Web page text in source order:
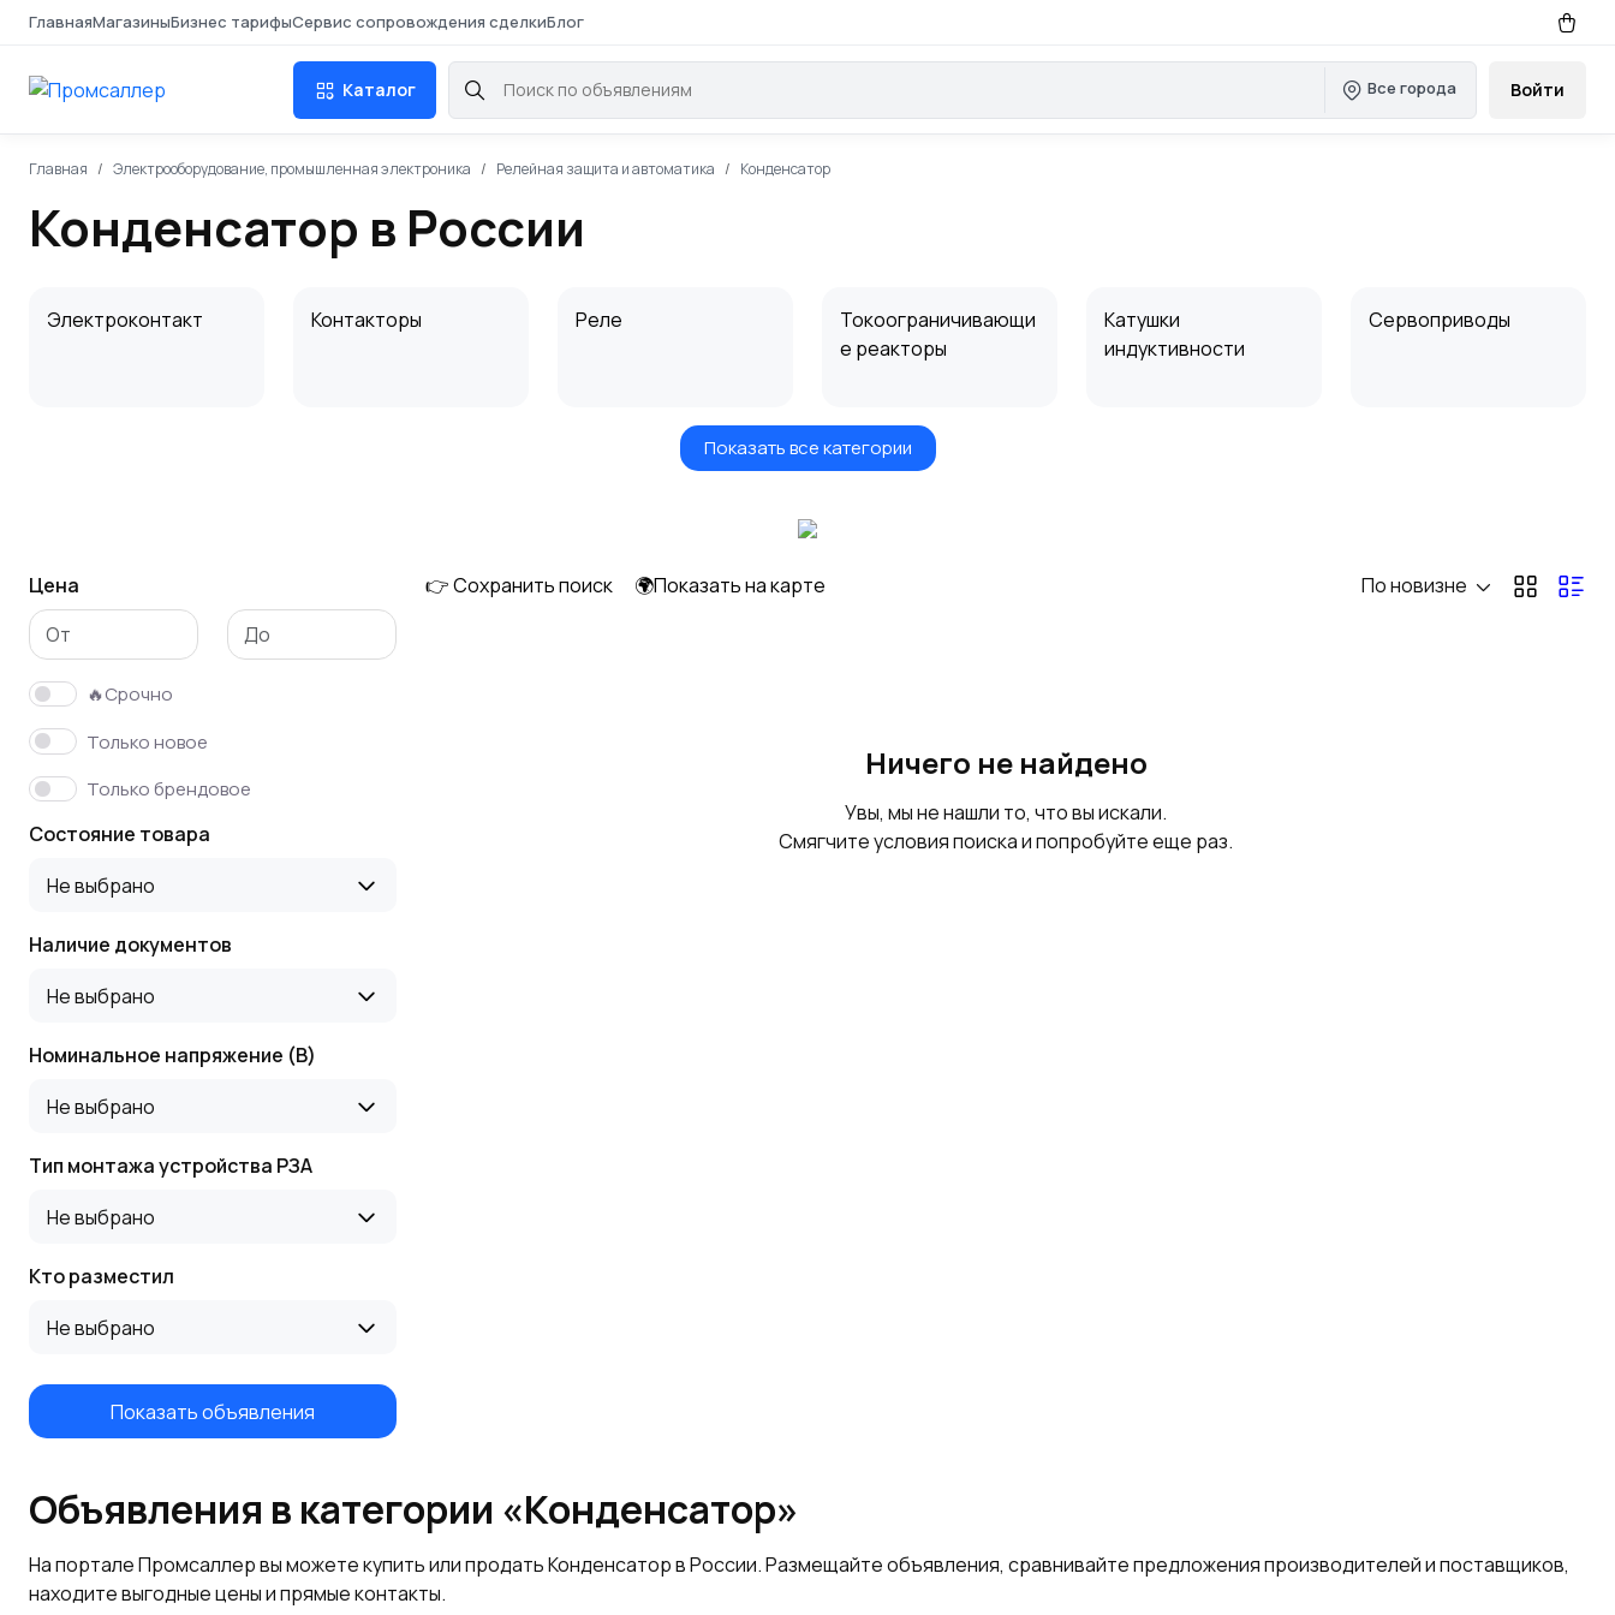
ГлавнаяМагазиныБизнес тарифыСервис сопровождения сделкиБлог
Каталог Все города Войти
Главная Электрооборудование, промышленная электроника Релейная защита и автоматика Конденсатор
Конденсатор в России
Электроконтакт Контакторы Реле
Токоограничивающи
е реакторы
Катушки
индуктивности
Сервоприводы
Электромагнит Дроссель
Зуммеры
плавного пуска
Терморегуляторы,
Разное
Промышленные
контроллеры
Показать все категории
Цена
🔥Срочно
Только новое
Только брендовое
Состояние товара
Не выбрано
Наличие документов
Не выбрано
Номинальное напряжение (В)
Не выбрано
Тип монтажа устройства РЗА
Не выбрано
Кто разместил
Не выбрано
Показать объявления
👉 Сохранить поиск 🌍Показать на карте По новизне
Ничего не найдено
Увы, мы не нашли то, что вы искали.
Смягчите условия поиска и попробуйте еще раз.
Объявления в категории «Конденсатор»
На портале Промсаллер вы можете купить или продать Конденсатор в России. Размещайте объявления, сравнивайте предложения производителей и поставщиков,
находите выгодные цены и прямые контакты.